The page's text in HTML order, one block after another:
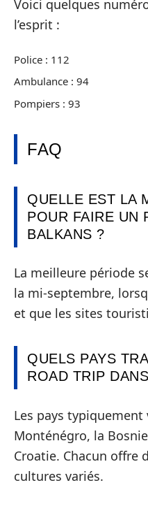
Voici quelques
l’esprit :
Police : 112
Ambulance : 94
Pompiers : 93
FAQ
QUELLE EST LA
POUR FAIRE UN
BALKANS ?
La meilleure période
la mi-septembre,
et que les sites
QUELS PAYS
ROAD TRIP
Les pays
Monténégro, la
Croatie. Chacun offre
cultures variés.